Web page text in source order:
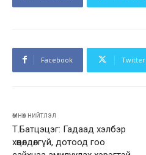
Facebook Twitter
өмнөх нийтлэл
Т.Батцэцэг: Гадаад хэлбэр
хөөцөлдөлгүй, дотоод гоо